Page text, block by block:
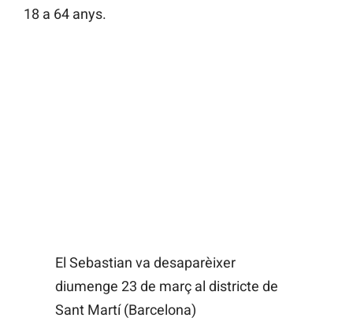
18 a 64 anys.
El Sebastian va desaparèixer
diumenge 23 de març al districte de
Sant Martí (Barcelona)